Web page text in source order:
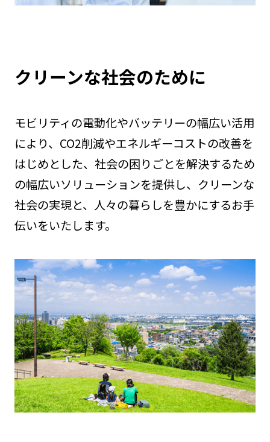
クリーンな社会のために
モビリティの電動化やバッテリーの幅広い活用
により、CO2削減やエネルギーコストの改善を
はじめとした、社会の困りごとを解決するため
の幅広いソリューションを提供し、クリーンな
社会の実現と、人々の暮らしを豊かにするお手
伝いをいたします。